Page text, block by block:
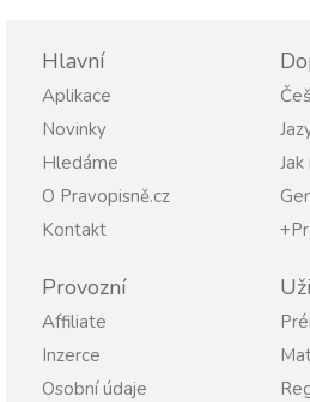
Hlavní
Aplikace
Novinky
Hledáme
O Pravopisně.cz
Kontakt
Provozní
Affiliate
Inzerce
Osobní údaje